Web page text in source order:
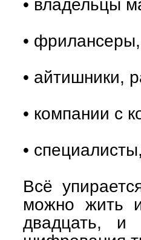
• владельцы
•
• айтишники,
• компании с
•
Всё
можно жить
двадцать,